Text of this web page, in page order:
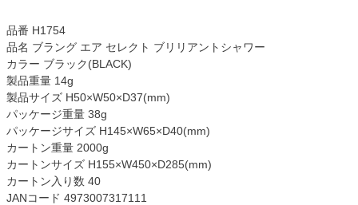
品番 H1754
品名 ブラング エア セレクト ブリリアントシャワー
カラー ブラック(BLACK)
製品重量 14g
製品サイズ H50×W50×D37(mm)
パッケージ重量 38g
パッケージサイズ H145×W65×D40(mm)
カートン重量 2000g
カートンサイズ H155×W450×D285(mm)
カートン入り数 40
JANコード 4973007317111